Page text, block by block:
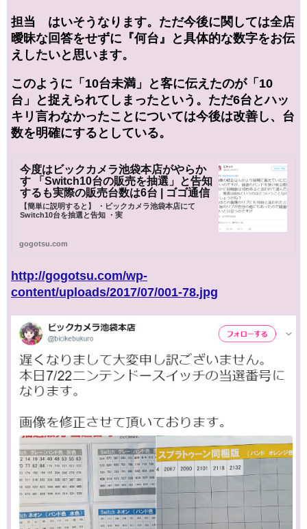
担当 はいそうなります。ただ今後に関しては全店
曖昧な回答をせずに『何台』と具体的な数字をお伝
えしたいと思います。
このように「10台未満」と客に伝えたのが「10
台」と捉えられてしまったという。ただ6台とハッ
キリ言わなかったことについては今後は改善し、台
数を明確にするとしている。
今度はビックカメラ池袋本店がやらか
す 「Switch10台の販売を抽選」と告知
するも実際の販売台数は6台 | ゴゴ通信
【簡単に説明すると】 ・ビックカメラ池袋本店にて
Switch10台を抽選と告知 ・実
gogotsu.com
http://gogotsu.com/wp-
content/uploads/2017/07/001-78.jpg